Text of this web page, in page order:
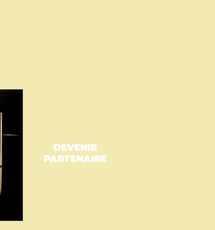
DEVENIR
PARTENAIRE